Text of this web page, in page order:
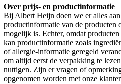
Over prijs- en productinformatie
Bij Albert Heijn doen we er alles
productinformatie van de producten
mogelijk is. Echter, omdat
kan productinformatie zoals
of allergie-informatie geregeld
om altijd eerst de verpakking te
nuttigen. Zijn er vragen of
opgenomen worden met onze